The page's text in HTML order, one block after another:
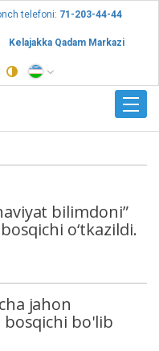
telefoni: 71-203-44-44
Kelajakka Qadam Markazi
bilimdoni”
o‘tkazildi.
jahon
bo'lib